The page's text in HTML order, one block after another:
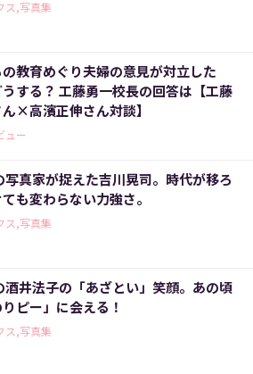
ス,写真集
教育めぐり夫婦の意見が対立した
うする？ 工藤勇一校長の回答は【工藤
×高濱正伸さん対談】
ュー
写真家が捉えた吉川晃司。時代が移ろ
も変わらない力強さ。
ス,写真集
酒井法子の「あざとい」笑顔。あの頃
ピー」に会える！
ス,写真集